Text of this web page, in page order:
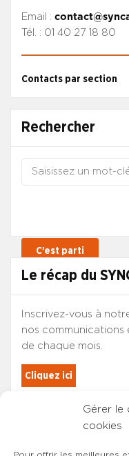
Gérer le
cookies
Email :
Tél. : 01 40 27 18 80
Contacts par section
Rechercher
Le récap du
Inscrivez-vous à
nos communications
de chaque mois.
Cliquez ici
Les adhérents du
sont